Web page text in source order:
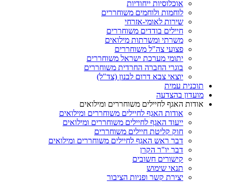
אוכלוסיות ייחודיות
לוחמות ולוחמים משוחררים
שירות לאומי-אזרחי
חיילים בודדים משוחררים
משרתי ומשרתות מילואים
פצועי צה"ל משוחררים
יתומי מערכת ישראל משוחררים
בוגרי החברה החרדית משוחררים
יוצאי צבא דרום לבנון (צד"ל)
תוכנית עמית
מועדון בהצדעה
אודות האגף לחיילים משוחררים ומילואים
אודות האגף לחיילים משוחררים ומילואים
ייעוד האגף לחיילים משוחררים ומילואים
חוק קליטת חיילים משוחררים
דבר ראש האגף לחיילים משוחררים ומילואים
דבר יו"ר הקרן
קישורים חשובים
תנאי שימוש
יצירת קשר ופניות הציבור